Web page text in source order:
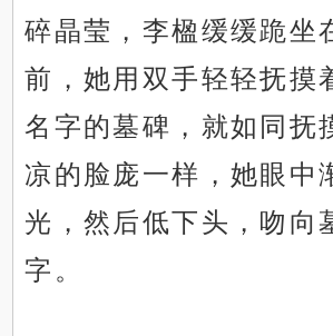
碎晶莹，李楹缓缓跪坐
前，她用双手轻轻抚摸
名字的墓碑，就如同抚
凉的脸庞一样，她眼中
光，然后低下头，吻向
字。